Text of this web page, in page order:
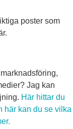
poster som
Jag kan
Här hittar du
här kan du se vilka